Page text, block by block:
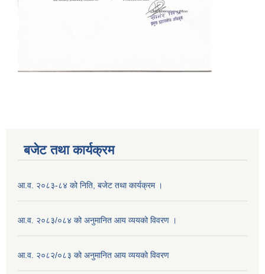
बजेट तथा कार्यक्रम
आ.व. २०८३-८४ को निति, बजेट तथा कार्यक्रम ।
आ.व. २०८३/०८४ को अनुमानित आय व्ययको विवरण ।
आ.व. २०८२/०८३ को अनुमानित आय व्ययको विवरण